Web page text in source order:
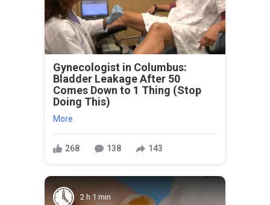
Gynecologist in Columbus:
Bladder Leakage After 50
Comes Down to 1 Thing (Stop
Doing This)
More
268 138 143
2 h 1 min